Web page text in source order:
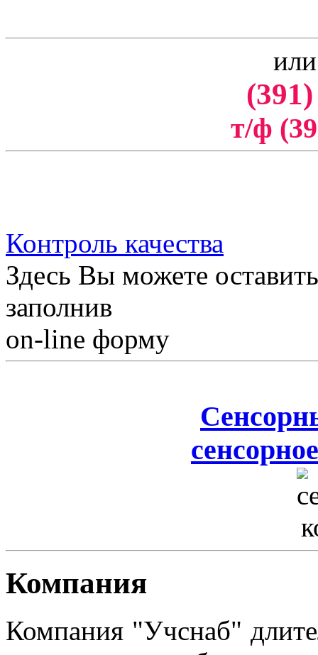
т/ф
Контроль качества
Здесь Вы можете
заполнив
on-line форму
Компания
Компания "Учснаб"